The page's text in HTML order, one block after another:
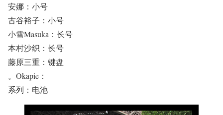
安娜：小号
古谷裕子：小号
小雪Masuka：长号
本村沙织：长号
藤原三重：键盘
。Okapie：
系列：电池